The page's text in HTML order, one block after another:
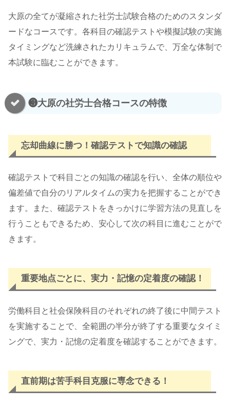
大原の全てが凝縮された社労士試験合格のためのスタンダ
ードなコースです。各科目の確認テストや模擬試験の実施
タイミングなど洗練されたカリキュラムで、万全な体制で
本試験に臨むことができます。
❸大原の社労士合格コースの特徴
忘却曲線に勝つ！確認テストで知識の確認
確認テストで科目ごとの知識の確認を行い、全体の順位や
偏差値で自分のリアルタイムの実力を把握することができ
ます。また、確認テストをきっかけに学習方法の見直しを
行うこともできるため、安心して次の科目に進むことがで
きます。
重要地点ごとに、 実力・記憶の定着度の確認！
労働科目と社会保険科目のそれぞれの終了後に中間テスト
を実施することで、全範囲の半分が終了する重要なタイミ
ングで、実力・記憶の定着度を確認することができます。
直前期は苦手科目克服に専念できる！